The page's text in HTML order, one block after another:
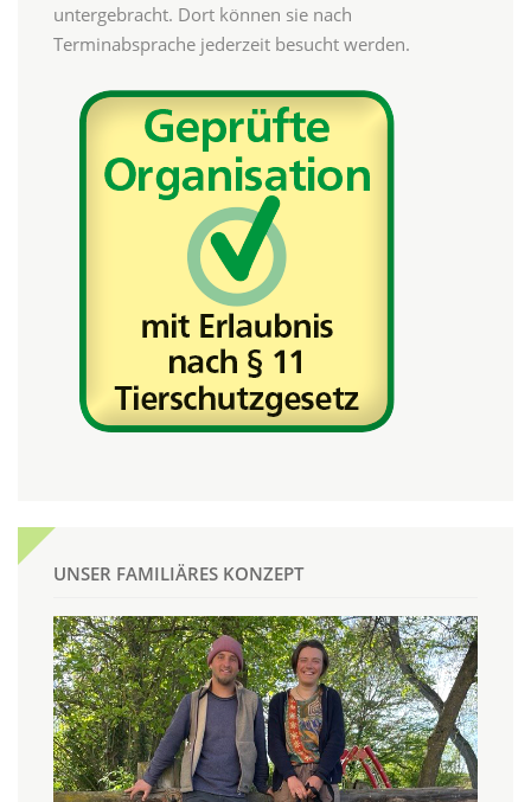
untergebracht. Dort können sie nach
Terminabsprache jederzeit besucht werden.
UNSER FAMILIÄRES KONZEPT